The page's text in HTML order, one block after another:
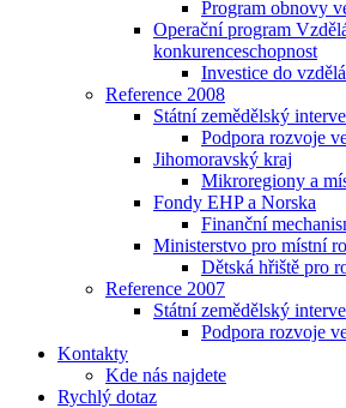
Program obnovy
Operační program
konkurenceschopnost
Investice do
Reference 2008
Státní zemědělský
Podpora rozvoje
Jihomoravský kraj
Mikroregiony a
Fondy EHP a Norska
Finanční
Ministerstvo pro místní
Dětská hřiště pro
Reference 2007
Státní zemědělský
Podpora rozvoje
Kontakty
Kde nás najdete
Rychlý dotaz